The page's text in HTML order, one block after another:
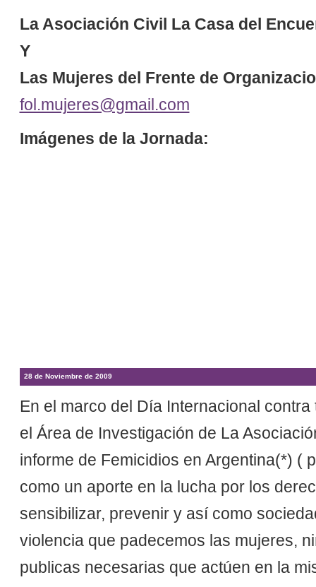
La Asociación Civil La Casa del
Y
Las Mujeres del Frente de
fol.mujeres@gmail.com
Imágenes de la Jornada:
28 de Noviembre de 2009
En el marco del Día Internacional
el Área de Investigación de La
informe de Femicidios en Argentina(*) (
como un aporte en la lucha por los
sensibilizar, prevenir y así como
violencia que padecemos las mujeres,
publicas necesarias que actúen en la